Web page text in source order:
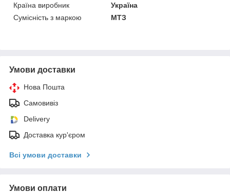
Країна виробник
Україна
Сумісність з маркою
МТЗ
Умови доставки
Нова Пошта
Самовивіз
Delivery
Доставка кур'єром
Всі умови доставки
Умови оплати